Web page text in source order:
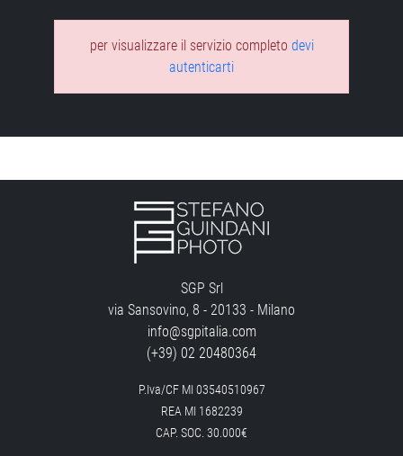
per visualizzare il servizio completo devi
autenticarti
SGP Srl
via Sansovino, 8 - 20133 - Milano
info@sgpitalia.com
(+39) 02 20480364
P.Iva/CF MI 03540510967
REA MI 1682239
CAP. SOC. 30.000€